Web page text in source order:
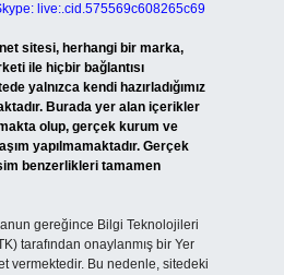
live:.cid.575569c608265c69
sitesi, herhangi bir marka,
ile hiçbir bağlantısı
yalnızca kendi hazırladığımız
Burada yer alan içerikler
olup, gerçek kurum ve
yapılmamaktadır. Gerçek
benzerlikleri tamamen
gereğince Bilgi Teknolojileri
tarafından onaylanmış bir Yer
vermektedir. Bu nedenle, sitedeki